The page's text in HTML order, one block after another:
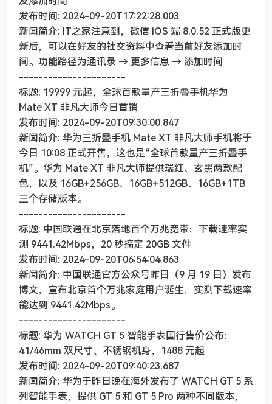
发布时间: 2024-09-20T17:22:28.003
新闻简介: IT之家注意到，微信 iOS 端 8.0.52 正式版更
新后，可以在好友的社交资料中查看当前好友添加时
间。功能路径为通讯录 → 更多信息 → 添加时间
----------------------
标题: 19999 元起，全球首款量产三折叠手机华为
Mate XT 非凡大师今日首销
发布时间: 2024-09-20T09:30:00.847
新闻简介: 华为三折叠手机 Mate XT 非凡大师手机将于
今日 10:08 正式开售，这也是“全球首款量产三折叠手
机”。华为 Mate XT 非凡大师提供瑞红、玄黑两款配
色，以及 16GB+256GB、16GB+512GB、16GB+1TB
三个存储版本。
----------------------
标题: 中国联通在北京落地首个万兆宽带：下载速率实
测 9441.42Mbps，20 秒搞定 20GB 文件
发布时间: 2024-09-20T06:54:04.863
新闻简介: 中国联通官方公众号昨日（9 月 19 日）发布
博文，宣布北京首个万兆家庭用户诞生，实测下载速率
能达到 9441.42Mbps。
----------------------
标题: 华为 WATCH GT 5 智能手表国行售价公布：
41/46mm 双尺寸、不锈钢机身，1488 元起
发布时间: 2024-09-20T09:40:23.687
新闻简介: 华为于昨日晚在海外发布了 WATCH GT 5 系
列智能手表，提供 GT 5 和 GT 5 Pro 两种不同版本，